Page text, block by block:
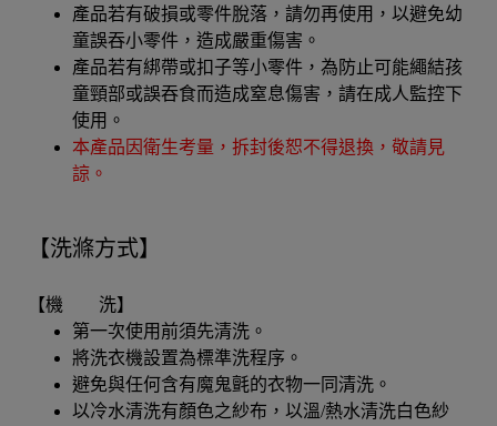
產品若有破損或零件脫落，請勿再使用，以避免幼
童誤吞小零件，造成嚴重傷害。
產品若有綁帶或扣子等小零件，為防止可能繩結孩
童頸部或誤吞食而造成窒息傷害，請在成人監控下
使用。
本產品因衛生考量，拆封後恕不得退換，敬請見
諒。
【洗滌方式】
【機 洗】
第一次使用前須先清洗。
將洗衣機設置為標準洗程序。
避免與任何含有魔鬼氈的衣物一同清洗。
以冷水清洗有顏色之紗布，以溫/熱水清洗白色紗